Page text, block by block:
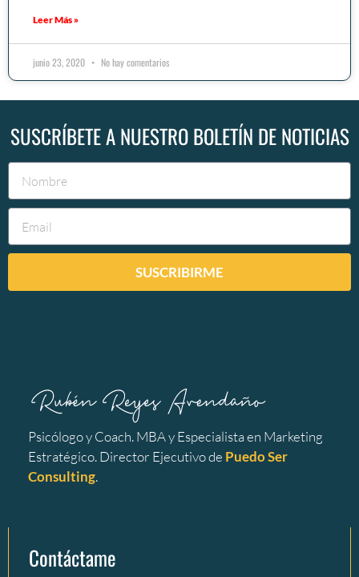
Leer Más »
junio 23, 2020 No hay comentarios
SUSCRÍBETE A NUESTRO BOLETÍN DE NOTICIAS
SUSCRIBIRME
Psicólogo y Coach. MBA y Especialista en Marketing
Estratégico. Director Ejecutivo de Puedo Ser
Consulting.
Contáctame